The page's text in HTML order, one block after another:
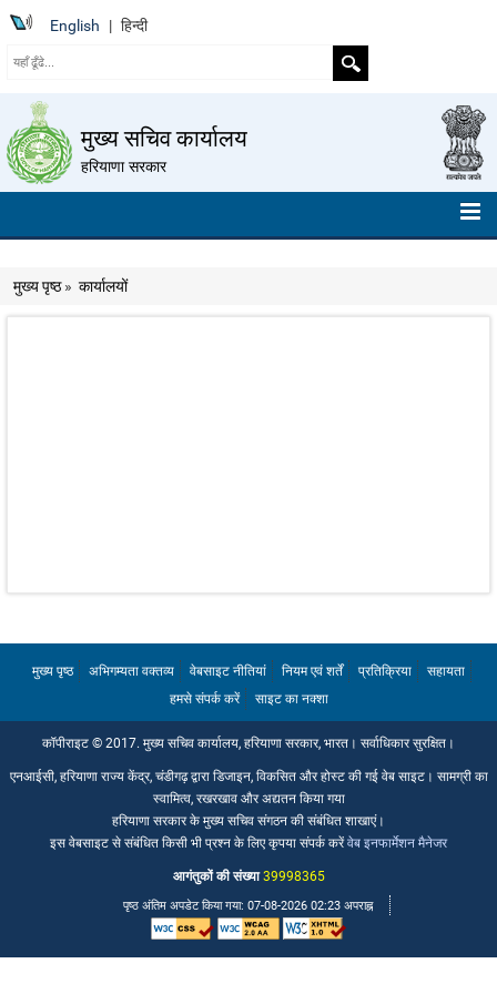
English | हिन्दी
मुख्य सचिव कार्यालय
हरियाणा सरकार
हमारे बारे में
मुख्य पृष्ठ» कार्यालयों
मुख्य पृष्ठ अभिगम्यता वक्तव्य वेबसाइट नीतियां नियम एवं शर्तें प्रतिक्रिया
सहायता
हमसे संपर्क करें
साइट का नक्शा
कॉपीराइट © 2017. मुख्य सचिव कार्यालय, हरियाणा सरकार, भारत। सर्वाधिकार सुरक्षित।
एनआईसी, हरियाणा राज्य केंद्र, चंडीगढ़ द्वारा डिजाइन, विकसित और होस्ट की गई वेब साइट। सामग्री का
स्वामित्व, रखरखाव और अद्यतन किया गया
हरियाणा सरकार के मुख्य सचिव संगठन की संबंधित शाखाएं।
इस वेबसाइट से संबंधित किसी भी प्रश्न के लिए कृपया संपर्क करेंवेब इनफार्मेशन मैनेजर
आगंतुकों की संख्या 39998365
पृष्ठ अंतिम अपडेट किया गया: 07-08-2026 02:23 अपराह्न